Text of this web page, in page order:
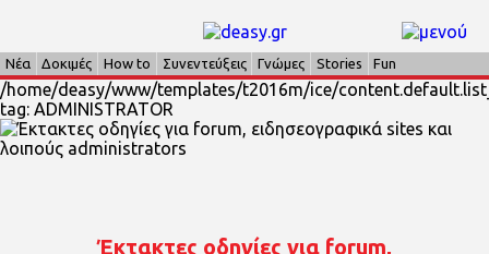
Νέα Δοκιμές How to Συνεντεύξεις Γνώμες Stories Fun
/home/deasy/www/templates/t2016m/ice/
tag: ADMINISTRATOR
Έκτακτες οδηγίες για forum,